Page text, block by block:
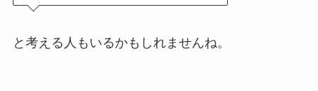
と考える人もいるかもしれませんね。